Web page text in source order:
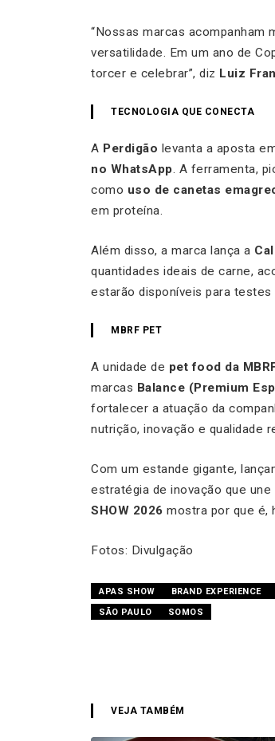
“Nossas marcas acompanham
versatilidade. Em um ano de
torcer e celebrar”, diz Luiz
TECNOLOGIA QUE CONECTA
A Perdigão levanta a aposta
no WhatsApp. A ferramenta,
como uso de canetas
em proteína.
Além disso, a marca lança a
quantidades ideais de carne,
estarão disponíveis para testes
MBRF PET
A unidade de pet food da
marcas Balance (Premium
fortalecer a atuação da
nutrição, inovação e qualidade
Com um estande gigante,
estratégia de inovação que
SHOW 2026 mostra por que é,
Fotos: Divulgação
APAS SHOW BRAND EXPERIENCE
SÃO PAULO
SOMOS
VEJA TAMBÉM